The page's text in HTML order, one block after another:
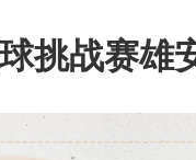
挑战赛雄